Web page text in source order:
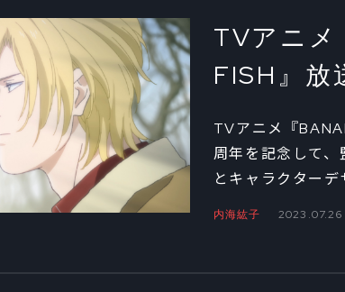
ロデューサー・
作の裏側について
TVアニ
FISH』放
監督・内
ラクター
林明美 ス
談②
TVアニメ『
周年を記念して
とキャラクターデ
内海紘子 2023.07.26